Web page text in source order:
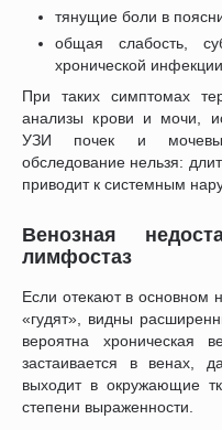
тянущие боли в
общая слабость,
хронической инфекции.
При таких симптомах
анализы крови и мочи,
УЗИ почек и
обследование нельзя:
приводит к системным
Венозная
лимфостаз
Если отекают в основном
«гудят», видны
вероятна хроническая
застаивается в венах,
выходит в окружающие
степени выраженности.